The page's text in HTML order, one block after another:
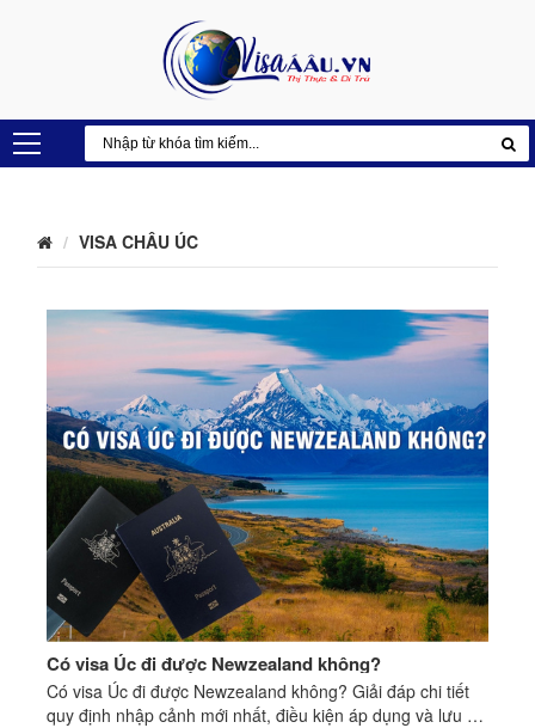
VISA CHÂU ÚC
Có visa Úc đi được Newzealand không?
Có visa Úc đi được Newzealand không? Giải đáp chi tiết
quy định nhập cảnh mới nhất, điều kiện áp dụng và lưu ý